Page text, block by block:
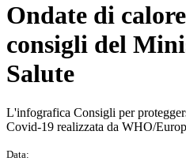
Ondate di
consigli del
Salute
L'infografica Consigli per
Covid-19 realizzata da WHO/
Data: